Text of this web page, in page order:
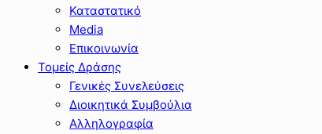
Καταστατικό
Media
Επικοινωνία
Τομείς Δράσης
Γενικές Συνελεύσεις
Διοικητικά Συμβούλια
Αλληλογραφία